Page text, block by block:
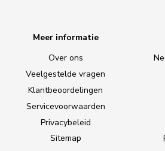
Meer informatie
Over ons
Veelgestelde vragen
Klantbeoordelingen
Servicevoorwaarden
Privacybeleid
Sitemap